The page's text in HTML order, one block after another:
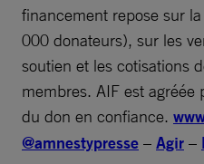
financement repose sur
000 donateurs), sur les
soutien et les cotisations
membres. AIF est agréée
du don en confiance.
@amnestypresse – Agir –